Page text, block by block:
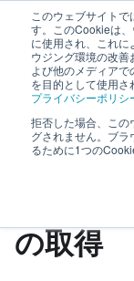
このウェブサイト
す。このCookieは
に使用され、これ
ウジング環境の改
よび他のメディア
を目的として使用さ
プライバシーポリシ
拒否した場合、この
グされません。ブ
るために1つの
リファレ
このページの見
プロジ
の取得